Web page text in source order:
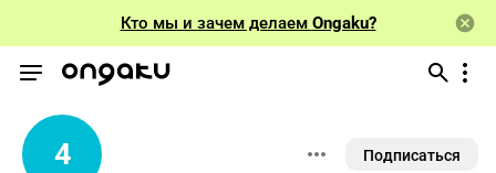
Кто мы и зачем делаем Ongaku?
4 Подписаться